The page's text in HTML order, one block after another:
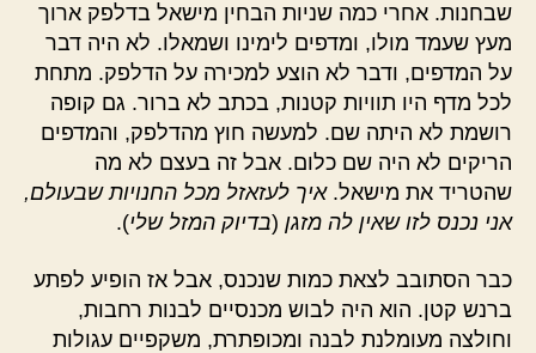
שבחנות. אחרי כמה שניות הבחין מישאל בדלפק ארוך
מעץ שעמד מולו, ומדפים לימינו ושמאלו. לא היה דבר
על המדפים, ודבר לא הוצע למכירה על הדלפק. מתחת
לכל מדף היו תוויות קטנות, בכתב לא ברור. גם קופה
רושמת לא היתה שם. למעשה חוץ מהדלפק, והמדפים
הריקים לא היה שם כלום. אבל זה בעצם לא מה
שהטריד את מישאל.איך לעזאזל מכל החנויות שבעולם,
אני נכנס לזו שאין לה מזגן (בדיוק המזל שלי).
כבר הסתובב לצאת כמות שנכנס, אבל אז הופיע לפתע
ברנש קטן. הוא היה לבוש מכנסיים לבנות רחבות,
וחולצה מעומלנת לבנה ומכופתרת, משקפיים עגולות